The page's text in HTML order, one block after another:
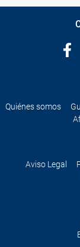
Quiénes somos
Aviso Legal